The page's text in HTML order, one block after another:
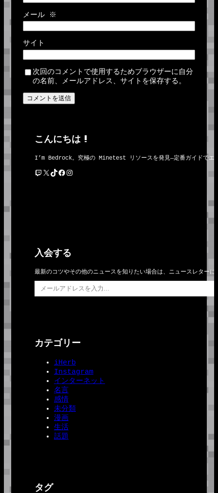
メール ※
サイト
次回のコメントで使用するためブラウザーに自分
の名前、メールアドレス、サイトを保存する。
こんにちは !
I’m Bedrock。究極の Minetest リソースを発見―定番ガイドでエ
Twitch X TikTok Facebook Instagram
入会する
最新のコツやその他のニュースを知りたい場合は、ニュースレター
メールアドレスを入力…
カテゴリー
iHerb
Instagram
インターネット
名言
感情
未分類
漫画
生活
話題
タグ